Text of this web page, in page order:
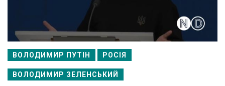
ВОЛОДИМИР ПУТІН РОСІЯ
ВОЛОДИМИР ЗЕЛЕНСЬКИЙ